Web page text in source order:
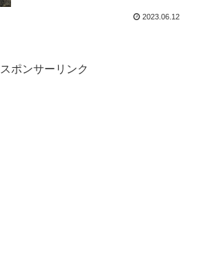
ようで、アメリカの低所得者層に蔓延し
2023.06.12
スポンサーリンク